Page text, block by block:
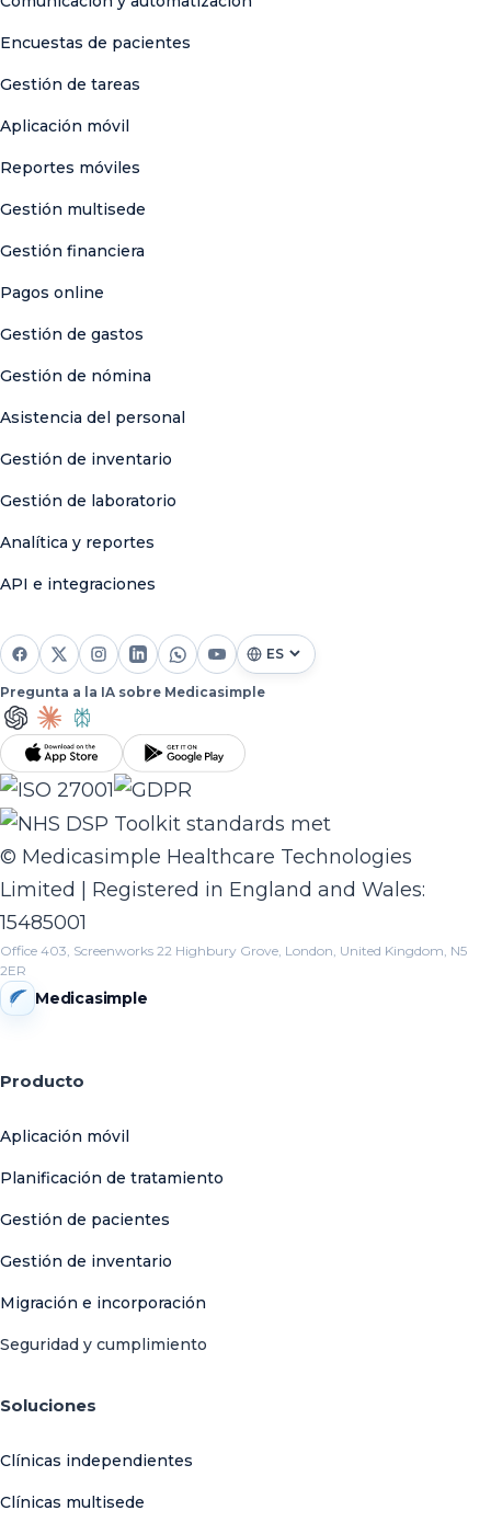
Encuestas de pacientes
Gestión de tareas
Aplicación móvil
Reportes móviles
Gestión multisede
Gestión financiera
Pagos online
Gestión de gastos
Gestión de nómina
Asistencia del personal
Gestión de inventario
Gestión de laboratorio
Analítica y reportes
API e integraciones
Pregunta a la IA sobre Medicasimple
© Medicasimple Healthcare Technologies
Limited | Registered in England and Wales:
15485001
Office 403, Screenworks 22 Highbury Grove, London, United Kingdom, N5
2ER
Medicasimple
Producto
Aplicación móvil
Planificación de tratamiento
Gestión de pacientes
Gestión de inventario
Migración e incorporación
Seguridad y cumplimiento
Soluciones
Clínicas independientes
Clínicas multisede